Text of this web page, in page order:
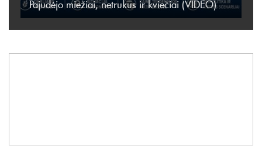
Pajudėjo miežiai, netrukus ir kviečiai (VIDEO)